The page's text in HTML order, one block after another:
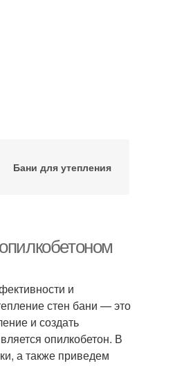
Бани для утепления
и
стен бани — это
и создать
опилкобетон. В
а также приведем